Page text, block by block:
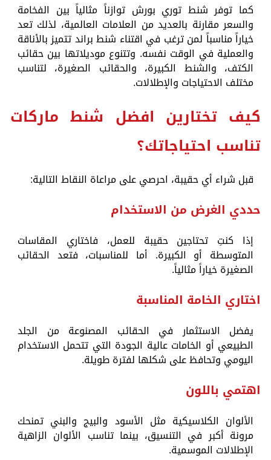
كما توفر شنط توري بورش توازناً مثالياً بين الفخامة
والسعر مقارنة بالعديد من العلامات العالمية، لذلك تعد
خياراً مناسباً لمن ترغب في اقتناء شنط براند تتميز بالأناقة
والعملية في الوقت نفسه. وتتنوع موديلاتها بين حقائب
الكتف، والشنط الكبيرة، والحقائب الصغيرة، لتناسب
مختلف الاحتياجات والإطلالات.
كيف تختارين افضل شنط ماركات
تناسب احتياجاتك؟
قبل شراء أي حقيبة، احرصي على مراعاة النقاط التالية:
حددي الغرض من الاستخدام
إذا كنتِ تحتاجين حقيبة للعمل، فاختاري المقاسات
المتوسطة أو الكبيرة. أما للمناسبات، فتعد الحقائب
الصغيرة خياراً مثالياً.
اختاري الخامة المناسبة
يفضل الاستثمار في الحقائب المصنوعة من الجلد
الطبيعي أو الخامات عالية الجودة التي تتحمل الاستخدام
اليومي وتحافظ على شكلها لفترة طويلة.
اهتمي باللون
الألوان الكلاسيكية مثل الأسود والبيج والبني تمنحك
مرونة أكبر في التنسيق، بينما تناسب الألوان الزاهية
الإطلالات الموسمية.